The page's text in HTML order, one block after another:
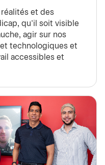
et des
qu'il soit visible
agir sur nos
technologiques et
accessibles et